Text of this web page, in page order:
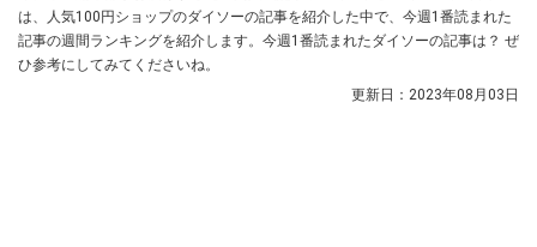
は、人気100円ショップのダイソーの記事を紹介した中で、今週1番読まれた
記事の週間ランキングを紹介します。今週1番読まれたダイソーの記事は？ ぜ
ひ参考にしてみてくださいね。
更新日： 2023年08月03日